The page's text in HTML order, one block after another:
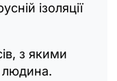
ізоляції
з якими
людина.